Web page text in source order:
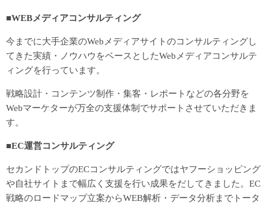
■WEBメディアコンサルティング
今までに大手企業のWebメディアサイトのコンサルティングし
てきた実績・ノウハウをベースとしたWebメディアコンサルテ
ィングを行っています。
戦略設計・コンテンツ制作・集客・レポートなどの各分野を
Webマーケターが万全の支援体制でサポートさせていただきま
す。
■EC運営コンサルティング
セカンドトップのECコンサルティングではヤフーショッピング
や自社サイトまで幅広く支援を行い成果をだしてきました。EC
戦略のロードマップ立案からWEB解析・データ分析までトータ